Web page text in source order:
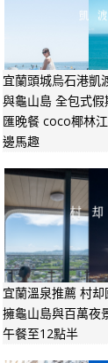
宜蘭頭城烏石港凱
與龜山島 全包式
匯晚餐 coco椰林
邊馬趣
宜蘭溫泉推薦 村
擁龜山島與百萬夜
午餐至12點半